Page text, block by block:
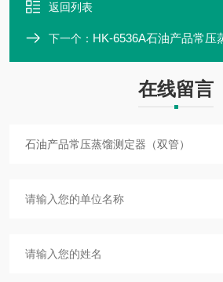
返回列表
下一个： HK-6536A石油产品常压
在线留言